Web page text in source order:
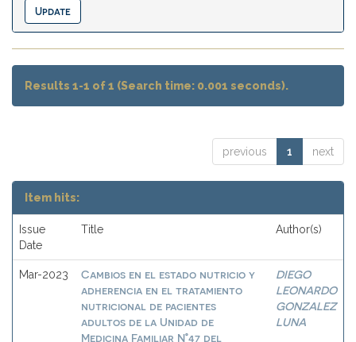
Results 1-1 of 1 (Search time: 0.001 seconds).
previous 1 next
Item hits:
Issue
Date
Title Author(s)
Mar-2023
Cambios en el estado nutricio y
adherencia en el tratamiento
nutricional de pacientes
adultos de la Unidad de
Medicina Familiar N°47 del
DIEGO
LEONARDO
GONZALEZ
LUNA